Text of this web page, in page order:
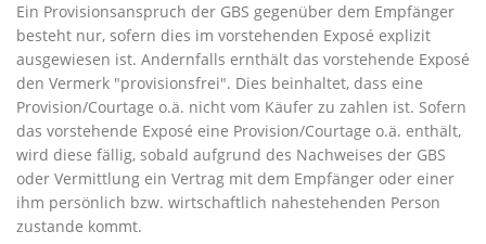
Ein Provisionsanspruch der GBS gegenüber dem Empfänger
besteht nur, sofern dies im vorstehenden Exposé explizit
ausgewiesen ist. Andernfalls ernthält das vorstehende Exposé
den Vermerk "provisionsfrei". Dies beinhaltet, dass eine
Provision/Courtage o.ä. nicht vom Käufer zu zahlen ist. Sofern
das vorstehende Exposé eine Provision/Courtage o.ä. enthält,
wird diese fällig, sobald aufgrund des Nachweises der GBS
oder Vermittlung ein Vertrag mit dem Empfänger oder einer
ihm persönlich bzw. wirtschaftlich nahestehenden Person
zustande kommt.